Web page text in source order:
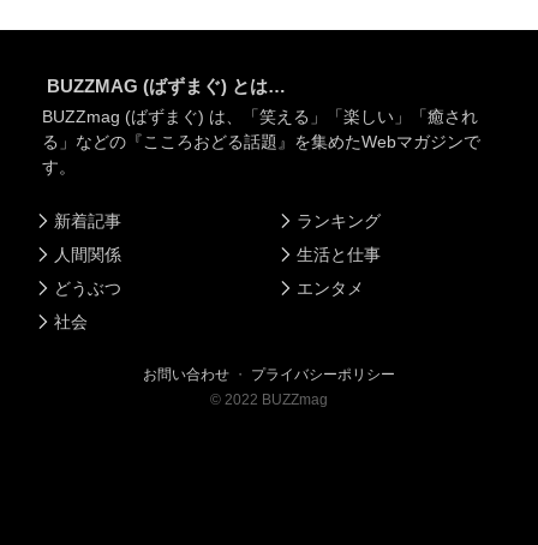
BUZZMAG (ばずまぐ) とは…
BUZZmag (ばずまぐ) は、「笑える」「楽しい」「癒され
る」などの『こころおどる話題』を集めたWebマガジンで
す。
新着記事
人間関係
どうぶつ
社会
ランキング
生活と仕事
エンタメ
お問い合わせ ・ プライバシーポリシー
© 2022 BUZZmag